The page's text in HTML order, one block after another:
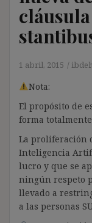
1 abril, 2015
Nota:
El propósito de
forma totalmente
La proliferación
Inteligencia
lucro y que se
ningún respeto
llevado a
a las personas